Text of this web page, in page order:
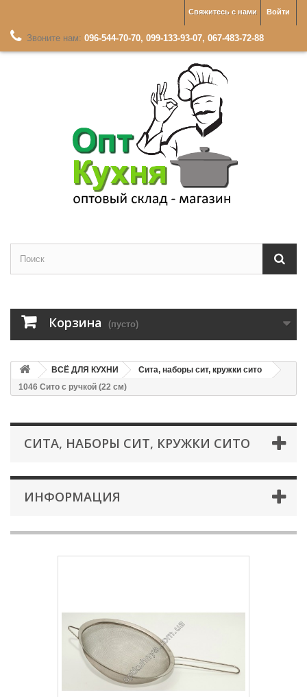
Войти
Свяжитесь с нами
Звоните нам: 096-544-70-70, 099-133-93-07, 067-483-72-88
Корзина (пусто)
ВСЁ ДЛЯ КУХНИ
Сита, наборы сит, кружки сито
1046 Сито c ручкой (22 см)
СИТА, НАБОРЫ СИТ, КРУЖКИ СИТО
ИНФОРМАЦИЯ